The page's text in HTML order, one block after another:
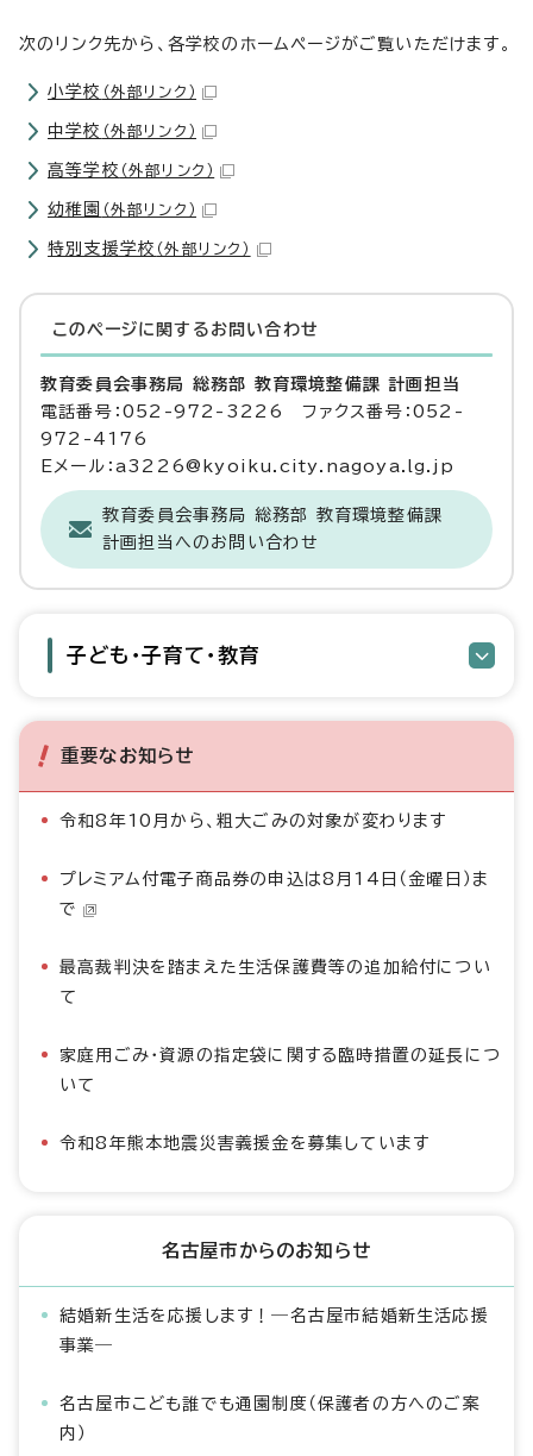
次のリンク先から、各学校のホームページがご覧いただけます。
小学校 （外部リンク）
中学校 （外部リンク）
高等学校 （外部リンク）
幼稚園 （外部リンク）
特別支援学校 （外部リンク）
このページに関する お問い合わせ
教育委員会事務局 総務部 教育環境整備課 計画担当
電話番号：052-972-3226 ファクス番号：052-
972-4176
Eメール：a3226@kyoiku.city.nagoya.lg.jp
教育委員会事務局 総務部 教育環境整備課
計画担当へのお問い合わせ
子ども・子育て・教育
重要なお知らせ
令和8年10月から、粗大ごみの対象が変わります
プレミアム付電子商品券の申込は8月14日（金曜日）ま
で
最高裁判決を踏まえた生活保護費等の追加給付につい
て
家庭用ごみ・資源の指定袋に関する臨時措置の延長につ
いて
令和8年熊本地震災害義援金を募集しています
名古屋市からのお知らせ
結婚新生活を応援します！―名古屋市結婚新生活応援
事業―
名古屋市こども誰でも通園制度（保護者の方へのご案
内）